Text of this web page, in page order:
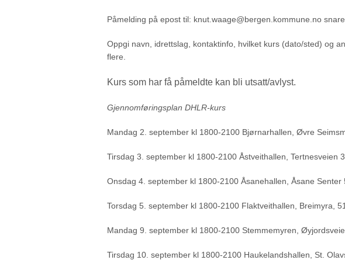
Påmelding på epost til: knut.waage@bergen.kommune.no
Oppgi navn, idrettslag, kontaktinfo, hvilket kurs (dato/sted) og
flere.
Kurs som har få påmeldte kan bli utsatt/avlyst.
Gjennomføringsplan DHLR-kurs
Mandag 2. september kl 1800-2100 Bjørnarhallen, Øvre
Tirsdag 3. september kl 1800-2100 Åstveithallen, Tertnesveien
Onsdag 4. september kl 1800-2100 Åsanehallen, Åsane Senter
Torsdag 5. september kl 1800-2100 Flaktveithallen, Breimyra,
Mandag 9. september kl 1800-2100 Stemmemyren,
Tirsdag 10. september kl 1800-2100 Haukelandshallen, St.